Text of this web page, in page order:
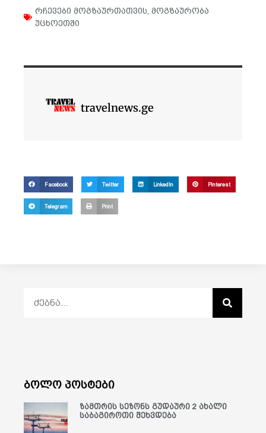
რჩევები მოგზაურთათვის მოგზაურობა
უცხოეთში
travelnews.ge
Facebook Twitter LinkedIn Pinterest
Telegram Print
ბოლო პოსტები
ზამთრის სეზონს გუდაური 2 ახალი
საბაგიროთი შეხვდება